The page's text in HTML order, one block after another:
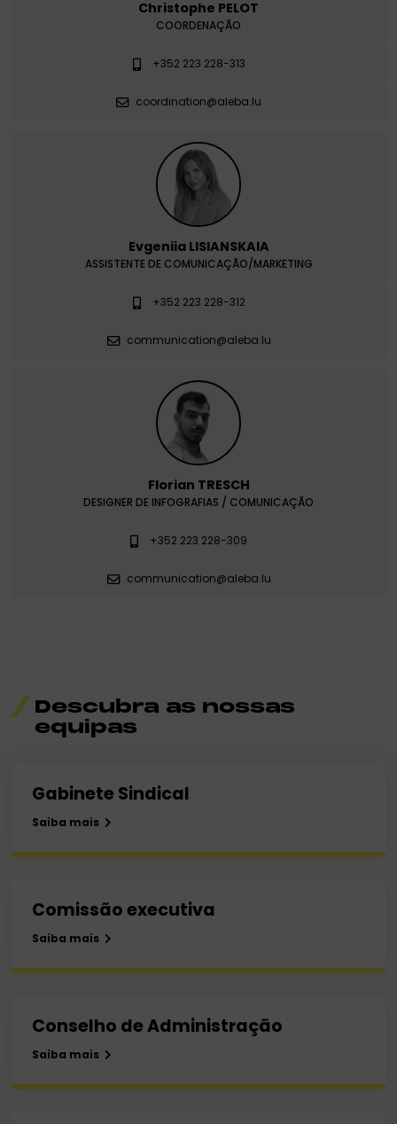
Christophe PELOT
COORDENAÇÃO
+352 223 228-313
coordination@aleba.lu
Evgeniia LISIANSKAIA
ASSISTENTE DE COMUNICAÇÃO/MARKETING
+352 223 228-312
communication@aleba.lu
Florian TRESCH
DESIGNER DE INFOGRAFIAS / COMUNICAÇÃO
+352 223 228-309
communication@aleba.lu
Descubra as nossas
equipas
Gabinete Sindical
Saiba mais
Comissão executiva
Saiba mais
Conselho de Administração
Saiba mais